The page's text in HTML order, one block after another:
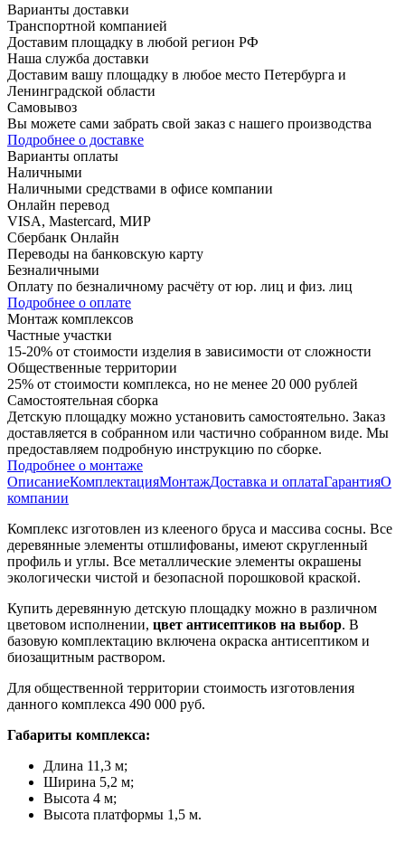
Варианты доставки
Транспортной компанией
Доставим площадку в любой регион РФ
Наша служба доставки
Доставим вашу площадку в любое место Петербурга и
Ленинградской области
Самовывоз
Вы можете сами забрать свой заказ с нашего производства
Подробнее о доставке
Варианты оплаты
Наличными
Наличными средствами в офисе компании
Онлайн перевод
VISA, Mastercard, МИР
Сбербанк Онлайн
Переводы на банковскую карту
Безналичными
Оплату по безналичному расчёту от юр. лиц и физ. лиц
Подробнее о оплате
Монтаж комплексов
Частные участки
15-20% от стоимости изделия в зависимости от сложности
Общественные территории
25% от стоимости комплекса, но не менее 20 000 рублей
Самостоятельная сборка
Детскую площадку можно установить самостоятельно. Заказ
доставляется в собранном или частично собранном виде. Мы
предоставляем подробную инструкцию по сборке.
Подробнее о монтаже
ОписаниеКомплектацияМонтажДоставка и оплатаГарантияО
компании
Комплекс изготовлен из клееного бруса и массива сосны. Все
деревянные элементы отшлифованы, имеют скругленный
профиль и углы. Все металлические элементы окрашены
экологически чистой и безопасной порошковой краской.
Купить деревянную детскую площадку можно в различном
цветовом исполнении, цвет антисептиков на выбор. В
базовую комплектацию включена окраска антисептиком и
биозащитным раствором.
Для общественной территории стоимость изготовления
данного комплекса 490 000 руб.
Габариты комплекса:
Длина 11,3 м;
Ширина 5,2 м;
Высота 4 м;
Высота платформы 1,5 м.